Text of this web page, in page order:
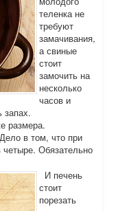
теленка не
требуют
замачивания,
а свиные
стоит
замочить на
несколько
часов и
запах.
размера.
в том, что при
четыре. Обязательно
И печень
стоит
порезать